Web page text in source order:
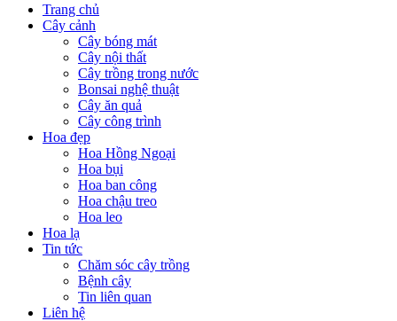
Trang chủ
Cây cảnh
Cây bóng mát
Cây nội thất
Cây trồng trong nước
Bonsai nghệ thuật
Cây ăn quả
Cây công trình
Hoa đẹp
Hoa Hồng Ngoại
Hoa bụi
Hoa ban công
Hoa chậu treo
Hoa leo
Hoa lạ
Tin tức
Chăm sóc cây trồng
Bệnh cây
Tin liên quan
Liên hệ